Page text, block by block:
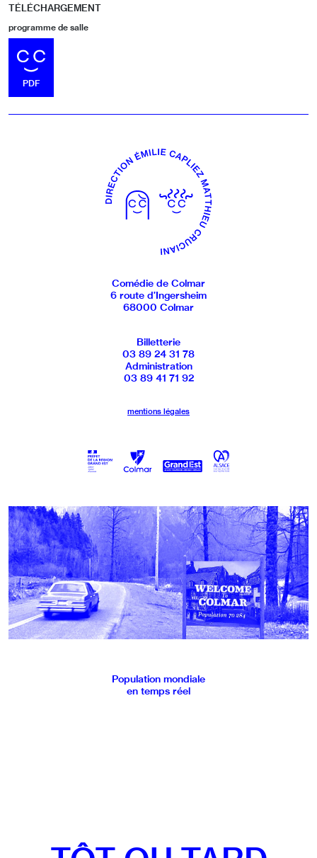
TÉLÉCHARGEMENT
programme de salle
TÉLÉCHARGER LE FICHIER
PDF
Comédie de Colmar
6 route d’Ingersheim
68000 Colmar
Billetterie
03 89 24 31 78
Administration
03 89 41 71 92
mentions légales
Population mondiale
en temps réel